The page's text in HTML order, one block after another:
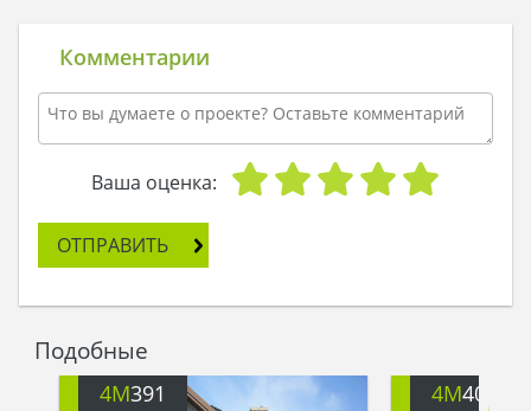
Комментарии
Ваша оценка:
ОТПРАВИТЬ
Подобные
4M391 4M401